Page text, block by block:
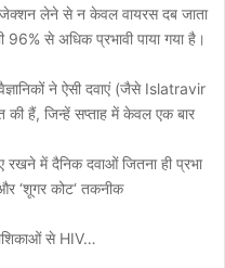
लेने से न केवल वायरस दब जाता
से अधिक प्रभावी पाया गया है।
ने ऐसी दवाएं (जैसे Islatravir
हैं, जिन्हें सप्ताह में केवल एक बार
में दैनिक दवाओं जितना ही प्रभा
‘शूगर कोट‘ तकनीक
से HIV…